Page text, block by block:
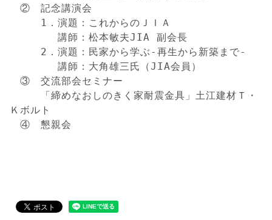
②　記念講演会
1．演題：これからのＪＩＡ
講師：松本敏夫JIA 副会長
2．演題：民家から学ぶ-再生から新築まで-
講師：大角雄三氏（JIA会員）
③　交流部会セミナー
「締めなおしのきく家耐震金具」土江建材Ｔ・
Ｋボルト
④　懇親会